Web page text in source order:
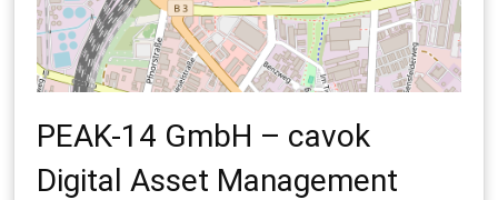
PEAK-14 GmbH – cavok
Digital Asset Management